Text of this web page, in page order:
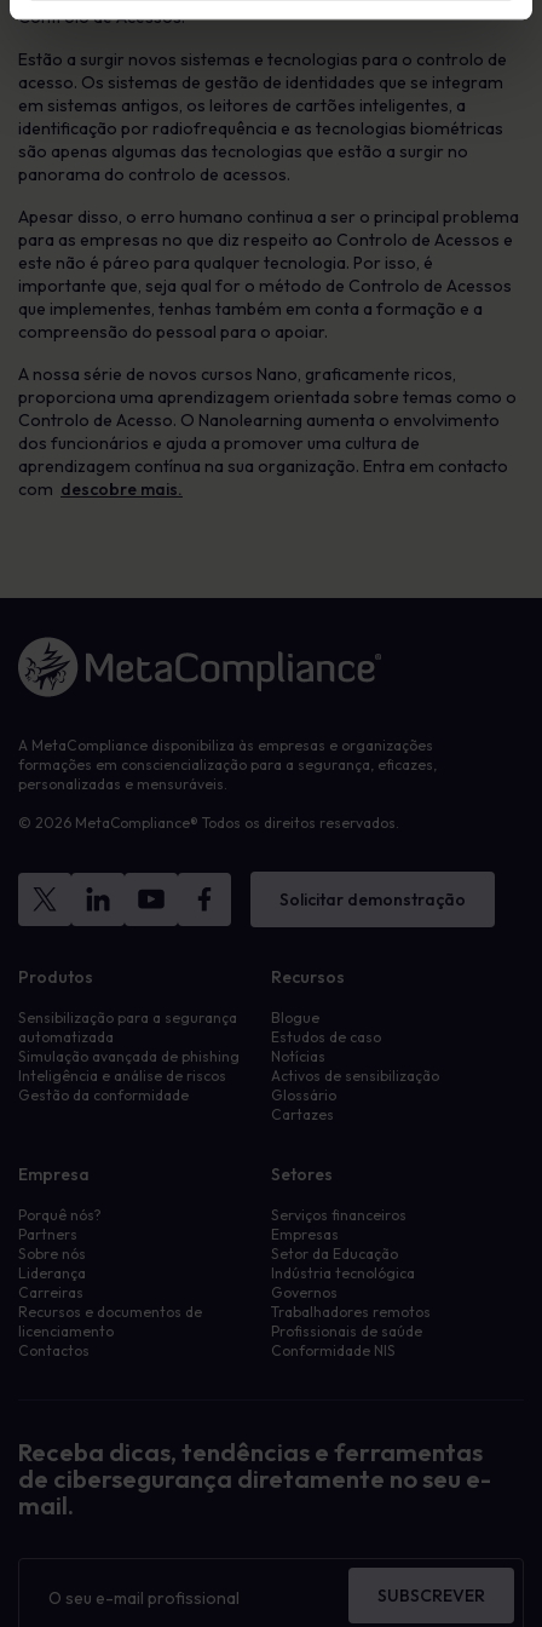
Controlo de Acessos.
Estão a surgir novos sistemas e tecnologias para o controlo de
acesso. Os sistemas de gestão de identidades que se integram
em sistemas antigos, os leitores de cartões inteligentes, a
identificação por radiofrequência e as tecnologias biométricas
são apenas algumas das tecnologias que estão a surgir no
panorama do controlo de acessos.
Apesar disso, o erro humano continua a ser o principal problema
para as empresas no que diz respeito ao Controlo de Acessos e
este não é páreo para qualquer tecnologia. Por isso, é
importante que, seja qual for o método de Controlo de Acessos
que implementes, tenhas também em conta a formação e a
compreensão do pessoal para o apoiar.
A nossa série de novos cursos Nano, graficamente ricos,
proporciona uma aprendizagem orientada sobre temas como o
Controlo de Acesso. O Nanolearning aumenta o envolvimento
dos funcionários e ajuda a promover uma cultura de
aprendizagem contínua na sua organização. Entra em contacto
com descobre mais.
Ligação à página inicial
A MetaCompliance disponibiliza às empresas e organizações
formações em consciencialização para a segurança, eficazes,
personalizadas e mensuráveis.
© 2026 MetaCompliance® Todos os direitos reservados.
Solicitar demonstração
Produtos
Sensibilização para a segurança
automatizada
Simulação avançada de phishing
Inteligência e análise de riscos
Gestão da conformidade
Recursos
Blogue
Estudos de caso
Notícias
Activos de sensibilização
Glossário
Cartazes
Empresa
Porquê nós?
Partners
Sobre nós
Liderança
Carreiras
Recursos e documentos de
licenciamento
Contactos
Setores
Serviços financeiros
Empresas
Setor da Educação
Indústria tecnológica
Governos
Trabalhadores remotos
Profissionais de saúde
Conformidade NIS
Receba dicas, tendências e ferramentas
de cibersegurança diretamente no seu e-
mail.
informativo
SUBSCREVER